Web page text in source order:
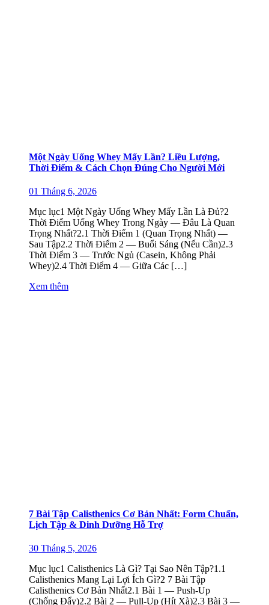
Một Ngày Uống Whey Mấy Lần? Liều Lượng,
Thời Điểm & Cách Chọn Đúng Cho Người Mới
01 Tháng 6, 2026
Mục lục1 Một Ngày Uống Whey Mấy Lần Là Đủ?2
Thời Điểm Uống Whey Trong Ngày — Đâu Là Quan
Trọng Nhất?2.1 Thời Điểm 1 (Quan Trọng Nhất) —
Sau Tập2.2 Thời Điểm 2 — Buổi Sáng (Nếu Cần)2.3
Thời Điểm 3 — Trước Ngủ (Casein, Không Phải
Whey)2.4 Thời Điểm 4 — Giữa Các […]
Xem thêm
7 Bài Tập Calisthenics Cơ Bản Nhất: Form Chuẩn,
Lịch Tập & Dinh Dưỡng Hỗ Trợ
30 Tháng 5, 2026
Mục lục1 Calisthenics Là Gì? Tại Sao Nên Tập?1.1
Calisthenics Mang Lại Lợi Ích Gì?2 7 Bài Tập
Calisthenics Cơ Bản Nhất2.1 Bài 1 — Push-Up
(Chống Đẩy)2.2 Bài 2 — Pull-Up (Hít Xà)2.3 Bài 3 —